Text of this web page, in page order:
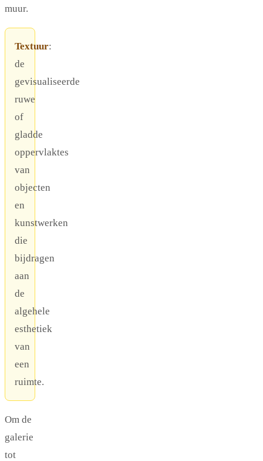
muur.
Textuur:
de
gevisualiseerde
ruwe
of
gladde
oppervlaktes
van
objecten
en
kunstwerken
die
bijdragen
aan
de
algehele
esthetiek
van
een
ruimte.
Om de
galerie
tot